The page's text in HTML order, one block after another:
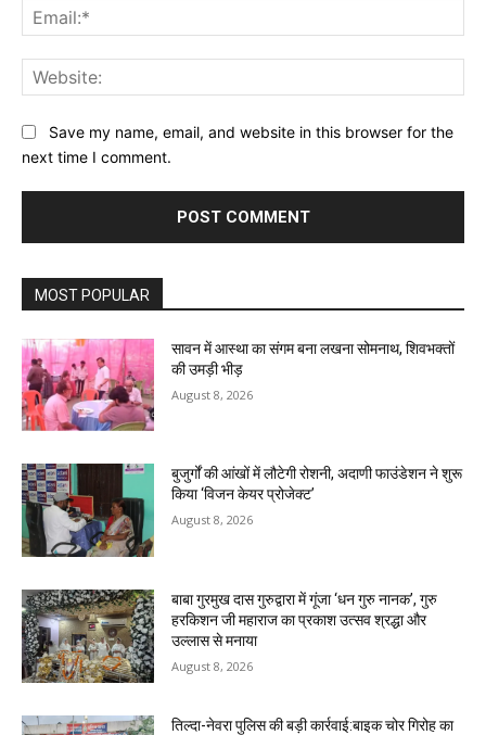
Save my name, email, and website in this browser for the
next time I comment.
MOST POPULAR
सावन में आस्था का संगम बना लखना सोमनाथ, शिवभक्तों
की उमड़ी भीड़
August 8, 2026
बुजुर्गों की आंखों में लौटेगी रोशनी, अदाणी फाउंडेशन ने शुरू
किया ‘विजन केयर प्रोजेक्ट’
August 8, 2026
बाबा गुरमुख दास गुरुद्वारा में गूंजा ‘धन गुरु नानक’, गुरु
हरकिशन जी महाराज का प्रकाश उत्सव श्रद्धा और
उल्लास से मनाया
August 8, 2026
तिल्दा-नेवरा पुलिस की बड़ी कार्रवाई:बाइक चोर गिरोह का